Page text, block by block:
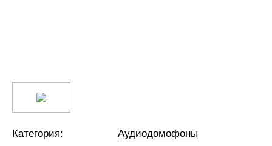
Категория:
Аудиодомофоны